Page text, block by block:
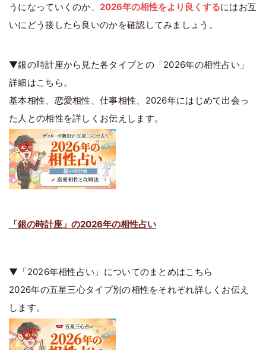
うになっていくのか、 2026年の相性をより良くするにはお互
いにどう接したら良いのかを確認してみましょう。
▼銀の時計座から見た各タイプとの「2026年の相性占い」
詳細はこちら。
基本相性、恋愛相性、仕事相性、2026年にはじめて出会っ
た人との相性を詳しくお伝えします。
「銀の時計座」の2026年の相性占い
▼「2026年相性占い」についてのまとめはこちら
2026年の五星三心タイプ別の相性をそれぞれ詳しくお伝え
します。